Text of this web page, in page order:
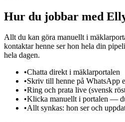
Hur du jobbar med
Allt du kan göra manuellt i
kontaktar henne ser hon hela din
hela dagen.
•Chatta direkt i mäklarportalen
•Skriv till henne på WhatsApp
•Ring och prata live (svensk
•Klicka manuellt i portalen —
•Allt synkas: hon ser och